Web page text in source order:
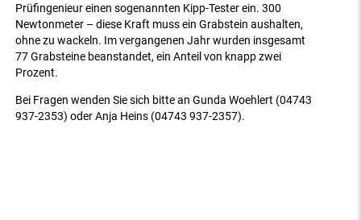
Prüfingenieur einen sogenannten Kipp-Tester ein. 300
Newtonmeter – diese Kraft muss ein Grabstein aushalten,
ohne zu wackeln. Im vergangenen Jahr wurden insgesamt
77 Grabsteine beanstandet, ein Anteil von knapp zwei
Prozent.
Bei Fragen wenden Sie sich bitte an Gunda Woehlert (04743
937-2353) oder Anja Heins (04743 937-2357).